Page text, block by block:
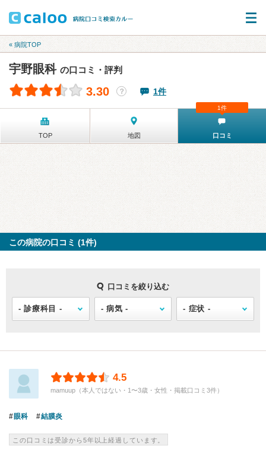
« 病院TOP
宇野眼科 の口コミ・評判
3.30 ？ 1件
TOP 地図 口コミ
1件
この病院の口コミ (1件)
口コミを絞り込む
4.5
mamuup（本人ではない・1〜3歳・女性・掲載口コミ3件）
眼科 結膜炎
この口コミは受診から5年以上経過しています。